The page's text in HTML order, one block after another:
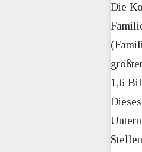
Die
1,6